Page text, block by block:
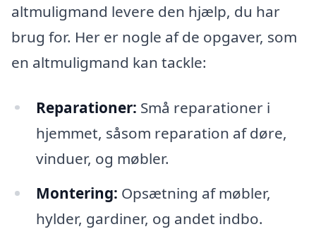
altmuligmand levere den hjælp, du har
brug for. Her er nogle af de opgaver, som
en altmuligmand kan tackle:
Reparationer: Små reparationer i
hjemmet, såsom reparation af døre,
vinduer, og møbler.
Montering: Opsætning af møbler,
hylder, gardiner, og andet indbo.